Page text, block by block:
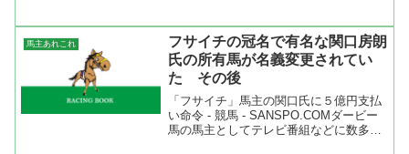
が・・・・。 目ざとい競馬ファンなら
知っていることけど、何かと噂...
馬主あれこれ
フサイチの冠名で有名な関口房朗
氏の所有馬が名義変更されてい
た その後
「フサイチ」馬主の関口氏に５億円支払
い命令 - 競馬 - SANSPO.COMダービー
馬の馬主としてテレビ番組などに数多く